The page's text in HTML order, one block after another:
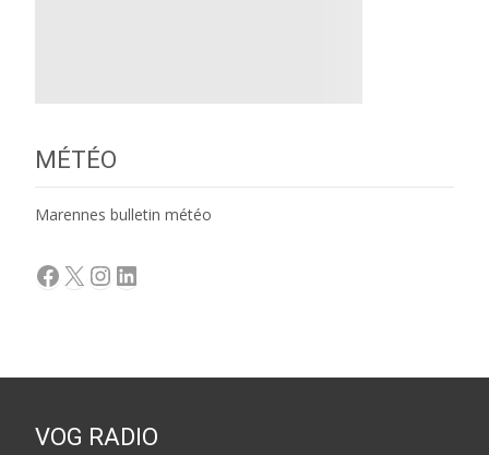
MÉTÉO
Marennes bulletin météo
Facebook
X Instagram
LinkedIn
VOG RADIO